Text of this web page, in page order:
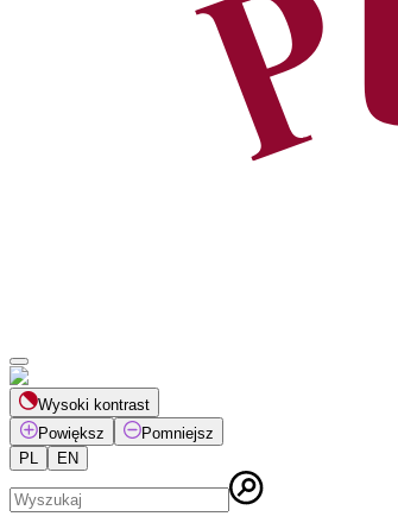
Wysoki kontrast
Powiększ
Pomniejsz
PL
EN